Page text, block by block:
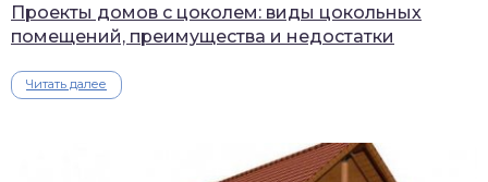
Проекты домов с цоколем: виды цокольных
помещений, преимущества и недостатки
Читать далее